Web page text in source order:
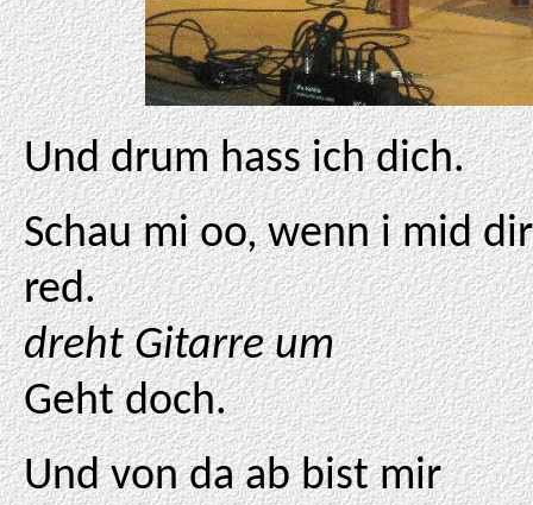
Und drum hass ich dich.
Schau mi oo, wenn i mid dir
red.
dreht Gitarre um
Geht doch.
Und von da ab bist mir